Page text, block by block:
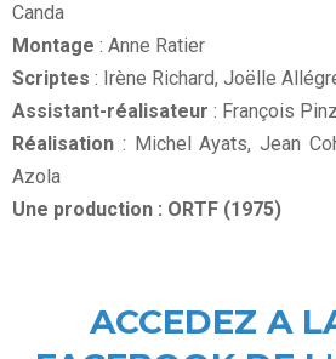
Canda
Montage : Anne Ratier
Scriptes : Irène Richard, Joëlle
Assistant-réalisateur : François
Réalisation : Michel Ayats, Jean
Azola
Une production : ORTF (1975)
ACCEDEZ A